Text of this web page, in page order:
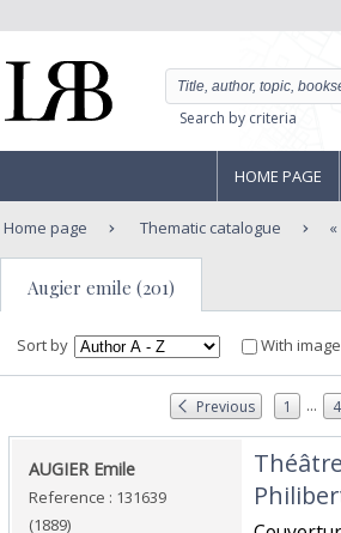
Search by criteria
HOME PAGE
Home page Thematic catalogue
Augier emile (201)
Sort by With
Previous 1 ... 4
‎AUGIER Emile ‎
Reference : 131639
(1889)